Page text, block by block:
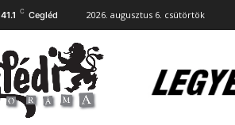
41.1 C Cegléd 2026. augusztus 6. csütörtök